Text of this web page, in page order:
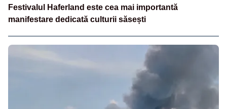
Festivalul Haferland este cea mai importantă
manifestare dedicată culturii săsești